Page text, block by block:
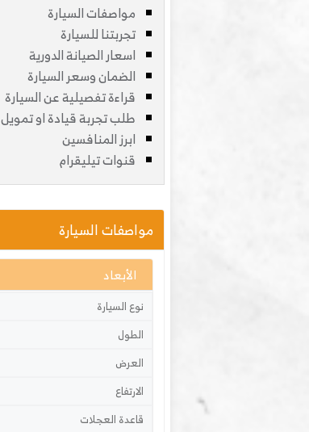
مواصفات السيارة
تجربتنا للسيارة
اسعار الصيانة الدورية
الضمان وسعر السيارة
قراءة تفصيلية عن السيارة
طلب تجربة قيادة او تمويل
ابرز المنافسين
قنوات تيليقرام
مواصفات السيارة
الأبعاد
نوع السيارة
الطول
العرض
الارتفاع
قاعدة العجلات